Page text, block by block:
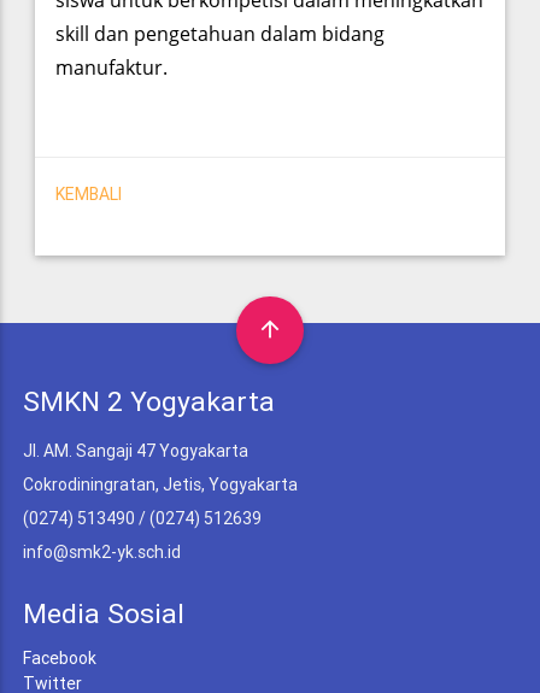
skill dan pengetahuan dalam bidang
manufaktur.
KEMBALI
arrow_upward
SMKN 2 Yogyakarta
Jl. AM. Sangaji 47 Yogyakarta
Cokrodiningratan, Jetis, Yogyakarta
(0274) 513490 / (0274) 512639
info@smk2-yk.sch.id
Media Sosial
Facebook
Twitter